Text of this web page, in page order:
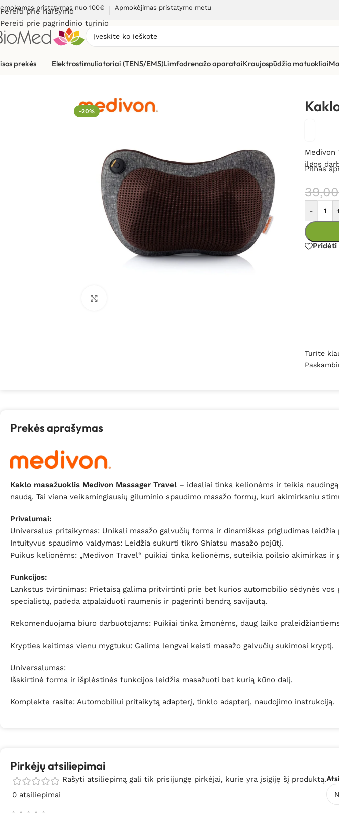
Pereiti prie naršymo
Pereiti prie pagrindinio turinio
pristatymas nuo 100€ Apmokėjimas pristatymo metu
prekės Elektrostimuliatoriai (TENS/EMS)Limfodrenažo aparataiKraujospūdžio matuokliai
Masažuokliai
-20%
Medivon
ilgos
Pilnas
-
Pridėti
Turite
Prekės aprašymas
Kaklo masažuoklis Medivon Massager Travel – idealiai tinka kelionėms ir teikia
naudą. Tai viena veiksmingiausių giluminio spaudimo masažo formų, kuri akimirksniu
Privalumai:
Universalus pritaikymas: Unikali masažo galvučių forma ir dinamiškas prigludimas
Intuityvus spaudimo valdymas: Leidžia sukurti tikro Shiatsu masažo pojūtį.
Puikus kelionėms: „Medivon Travel“ puikiai tinka kelionėms, suteikia poilsio akimirkas
Funkcijos:
Lankstus tvirtinimas: Prietaisą galima pritvirtinti prie bet kurios automobilio sėdynės
specialistų, padeda atpalaiduoti raumenis ir pagerinti bendrą savijautą.
Rekomenduojama biuro darbuotojams: Puikiai tinka žmonėms, daug laiko
Krypties keitimas vienu mygtuku: Galima lengvai keisti masažo galvučių sukimosi kryptį.
Universalumas:
Išskirtinė forma ir išplėstinės funkcijos leidžia masažuoti bet kurią kūno dalį.
Komplekte rasite: Automobiliui pritaikytą adapterį, tinklo adapterį, naudojimo instrukciją.
Pirkėjų atsiliepimai
0 atsiliepimai
Rašyti atsiliepimą gali tik prisijungę pirkėjai, kurie yra įsigiję šį produktą.